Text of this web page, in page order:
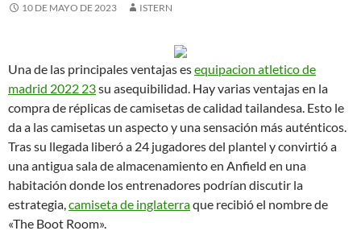
10 DE MAYO DE 2023 ISTERN
Una de las principales ventajas esequipacion atletico de
madrid 2022 23su asequibilidad. Hay varias ventajas en la
compra de réplicas de camisetas de calidad tailandesa. Esto le
da a las camisetas un aspecto y una sensación más auténticos.
Tras su llegada liberó a 24 jugadores del plantel y convirtió a
una antigua sala de almacenamiento en Anfield en una
habitación donde los entrenadores podrían discutir la
estrategia,camiseta de inglaterraque recibió el nombre de
«The Boot Room».